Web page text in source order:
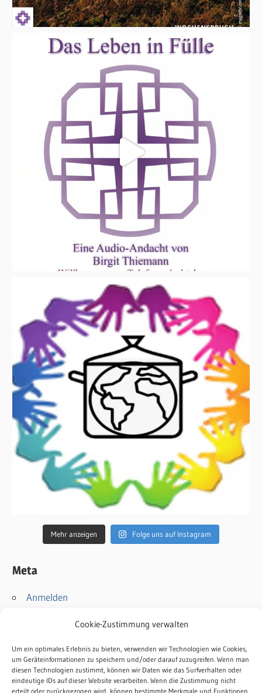
Cookie-Zustimmung verwalten
Um ein optimales Erlebnis zu bieten, verwenden wir Technologien wie Cookies,
um Geräteinformationen zu speichern und/oder darauf zuzugreifen. Wenn man
diesen Technologien zustimmt, können wir Daten wie das Surfverhalten oder
eindeutige IDs auf dieser Website verarbeiten. Wenn die Zustimmung nicht
erteilt oder zurückgezogen wird, können bestimmte Merkmale und Funktionen
Mehr anzeigen Folge uns auf Instagram
Meta
Anmelden
Kommentar-Feed
WordPress.org
Kontakt